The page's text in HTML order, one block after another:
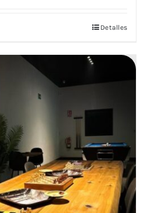
Detalles